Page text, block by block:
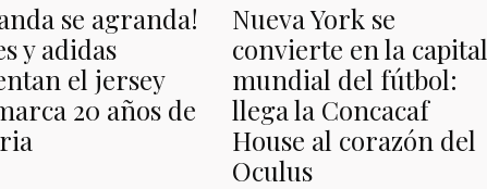
se agranda!
y adidas
el jersey
20 años de
Nueva York se
convierte en la capital
mundial del fútbol:
llega la Concacaf
House al corazón del
Oculus